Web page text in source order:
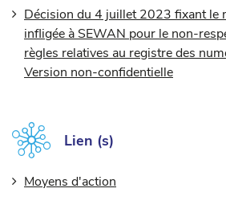
Décision du 4 juillet 2023 fixant le
infligée à SEWAN pour le non-
règles relatives au registre des
Version non-confidentielle
Lien (s)
Moyens d'action